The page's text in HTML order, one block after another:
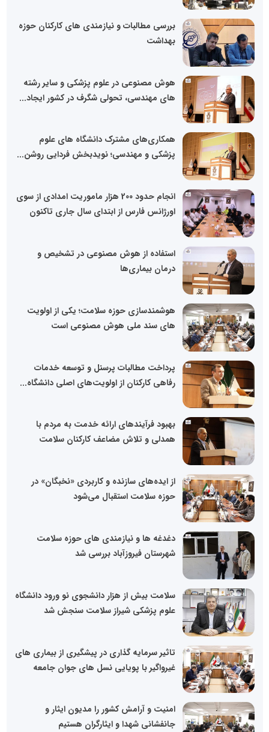
بررسی مطالبات و نیازمندی های کارکنان حوزه
بهداشت
هوش مصنوعی در علوم‌ پزشکی و سایر رشته
های مهندسی، تحولی شگرف در کشور ایجاد...
همکاری‌های مشترک دانشگاه های علوم
پزشکی و مهندسی؛ نویدبخش فردایی روشن...
انجام حدود 200 هزار ماموریت امدادی از سوی
اورژانس فارس از ابتدای سال جاری تاکنون
استفاده از هوش مصنوعی در تشخیص و
درمان بیماری‌ها
هوشمندسازی حوزه سلامت؛ یکی از اولویت
های سند ملی هوش مصنوعی است
پرداخت مطالبات پرسنل و توسعه خدمات
رفاهی کارکنان از اولویت‌های اصلی دانشگاه...
بهبود فرآیندهای ارائه خدمت به مردم با
همدلی و تلاش مضاعف کارکنان سلامت
از ایده‌های سازنده و کاربردی «نخبگان» در
حوزه سلامت استقبال می‌شود
دغدغه ‌ها و نیازمندی ‌های حوزه سلامت
شهرستان فیروزآباد بررسی شد
سلامت بیش از هزار دانشجوی نو ورود دانشگاه
علوم پزشکی شیراز سلامت سنجش شد
تاثیر سرمایه گذاری در پیشگیری از بیماری های
غیرواگیر با پویایی نسل های جوان جامعه
امنیت و آرامش کشور را مدیون ایثار و
جانفشانی شهدا و ایثارگران هستیم